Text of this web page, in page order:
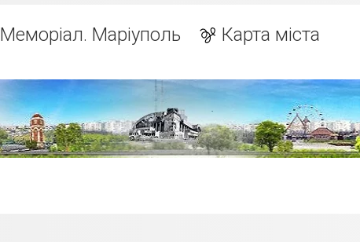
Меморіал. Маріуполь Карта міста